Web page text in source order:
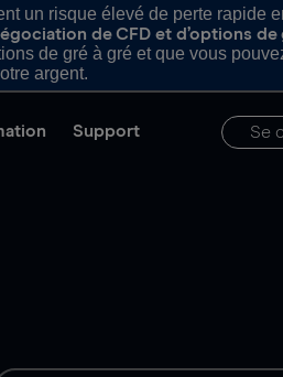
un risque élevé de perte rapide
de CFD et d’options
de gré à gré et que vous
argent.
Support Se